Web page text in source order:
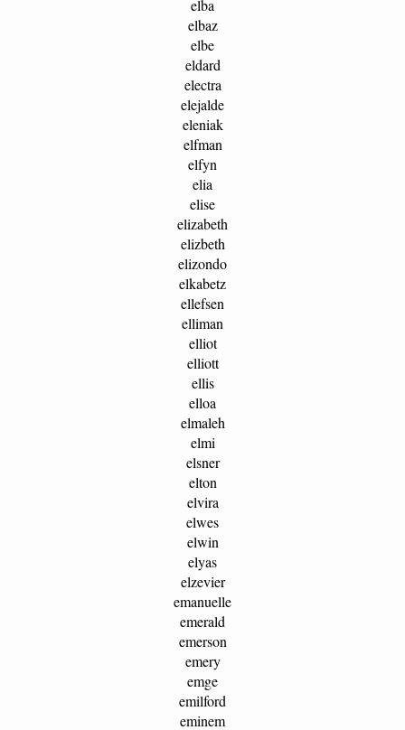
elba
elbaz
elbe
eldard
electra
elejalde
eleniak
elfman
elfyn
elia
elise
elizabeth
elizbeth
elizondo
elkabetz
ellefsen
elliman
elliot
elliott
ellis
elloa
elmaleh
elmi
elsner
elton
elvira
elwes
elwin
elyas
elzevier
emanuelle
emerald
emerson
emery
emge
emilford
eminem